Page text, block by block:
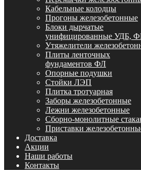
Кабельные колодцы
Прогоны железобетонные
Блоки дырчатые
унифицированные УДБ,
Утяжелители
Плиты ленточных
фундаментов ФЛ
Опорные подушки
Стойки ЛЭП
Плитка тротуарная
Заборы железобетонные
Лежни железобетонные
Сборно-монолитные
Приставки
Доставка
Акции
Наши работы
Контакты